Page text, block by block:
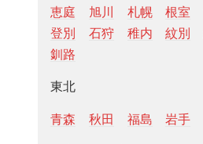
恵庭
旭川 札幌 根室
登別
石狩 稚内 紋別
釧路
東北
青森 秋田 福島 岩手